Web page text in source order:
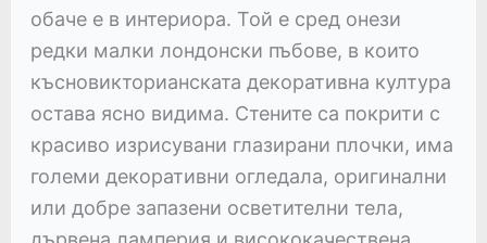
обаче е в интериора. Той е сред онези
редки малки лондонски пъбове, в които
късновикторианската декоративна култура
остава ясно видима. Стените са покрити с
красиво изрисувани глазирани плочки, има
големи декоративни огледала, оригинални
или добре запазени осветителни тела,